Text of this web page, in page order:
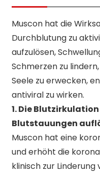
Muscon hat die
Durchblutung zu
aufzulösen,
Schmerzen zu
Seele zu erwecken,
antiviral zu wirken.
1. Die
Blutstauungen
Muscon hat eine
und erhöht die
klinisch zur